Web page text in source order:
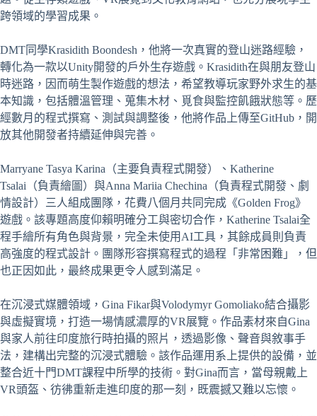
跨領域的學習成果。
DMT同學Krasidith Boondesh，他將一次真實的登山迷路經驗，
轉化為一款以Unity開發的戶外生存遊戲。Krasidith在與朋友登山
時迷路，因而萌生製作遊戲的想法，希望教導玩家野外求生的基
本知識，包括體溫管理、蒐集木材、覓食與監控飢餓狀態等。歷
經數月的程式撰寫、測試與調整後，他將作品上傳至GitHub，開
放其他開發者持續延伸與完善。
Marryane Tasya Karina（主要負責程式開發）、Katherine
Tsalai（負責繪圖）與Anna Mariia Chechina（負責程式開發、劇
情設計）三人組成團隊，花費八個月共同完成《Golden Frog》
遊戲。該專題高度仰賴明確分工與密切合作，Katherine Tsalai全
程手繪所有角色與背景，完全未使用AI工具，其餘成員則負責
高強度的程式設計。團隊形容撰寫程式的過程「非常困難」，但
也正因如此，最終成果更令人感到滿足。
在沉浸式媒體領域，Gina Fikar與Volodymyr Gomoliako結合攝影
與虛擬實境，打造一場情感濃厚的VR展覽。作品素材來自Gina
與家人前往印度旅行時拍攝的照片，透過影像、聲音與敘事手
法，建構出完整的沉浸式體驗。該作品運用系上提供的設備，並
整合近十門DMT課程中所學的技術。對Gina而言，當母親戴上
VR頭盔、彷彿重新走進印度的那一刻，既震撼又難以忘懷。